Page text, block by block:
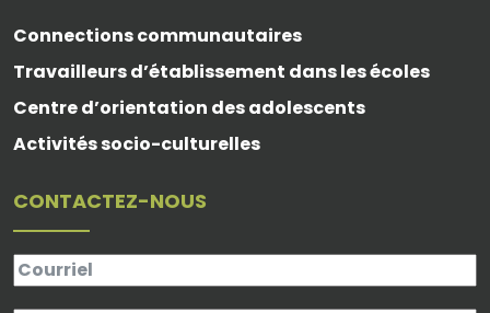
Connections communautaires
Travailleurs d’établissement dans les écoles
Centre d’orientation des adolescents
Activités socio-culturelles
CONTACTEZ-NOUS